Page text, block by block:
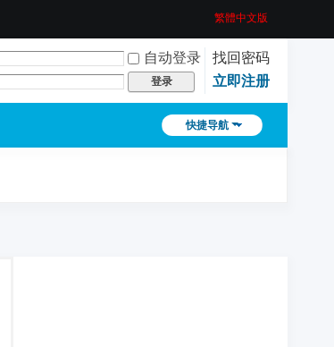
繁體中文版
自动登录
找回密码
登录 立即注册
快捷导航